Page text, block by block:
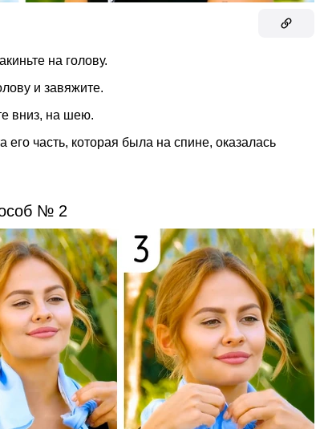
на голову.
и завяжите.
вниз, на шею.
часть, которая была на спине, оказалась
№ 2